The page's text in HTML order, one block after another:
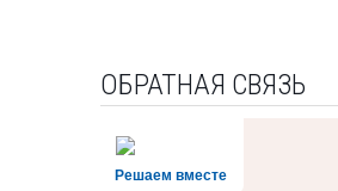
ОБРАТНАЯ СВЯЗЬ
Решаем вместе